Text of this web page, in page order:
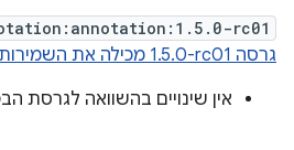
rc01
גרסה ‎1.5.0-rc01 מכילה את השמירות האלה.
אין שינויים בהשוואה לגרסת